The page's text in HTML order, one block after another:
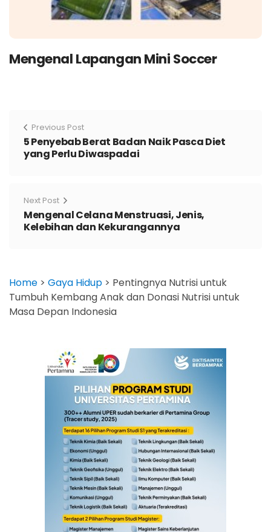
Mengenal Lapangan Mini Soccer
Previous Post
5 Penyebab Berat Badan Naik Pasca Diet
yang Perlu Diwaspadai
Next Post
Mengenal Celana Menstruasi, Jenis,
Kelebihan dan Kekurangannya
Home > Gaya Hidup > Pentingnya Nutrisi untuk
Tumbuh Kembang Anak dan Donasi Nutrisi untuk
Masa Depan Indonesia